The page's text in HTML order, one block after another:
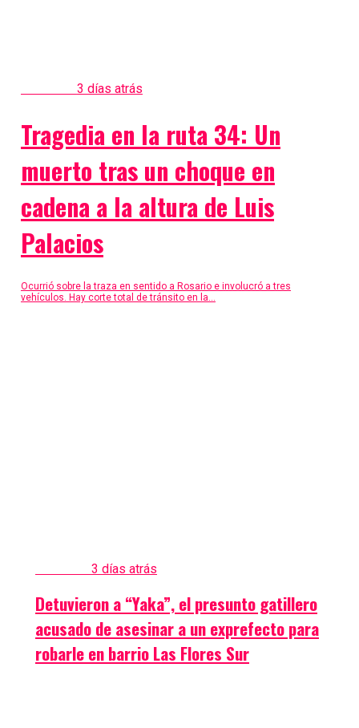
3 días atrás
Tragedia en la ruta 34: Un
muerto tras un choque en
cadena a la altura de Luis
Palacios
Ocurrió sobre la traza en sentido a Rosario e involucró a tres
vehículos. Hay corte total de tránsito en la...
3 días atrás
Detuvieron a “Yaka”, el presunto gatillero
acusado de asesinar a un exprefecto para
robarle en barrio Las Flores Sur